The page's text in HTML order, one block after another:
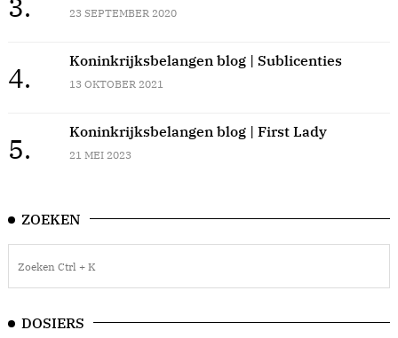
23 SEPTEMBER 2020
4.
Koninkrijksbelangen blog | Sublicenties
13 OKTOBER 2021
5.
Koninkrijksbelangen blog | First Lady
21 MEI 2023
ZOEKEN
DOSIERS